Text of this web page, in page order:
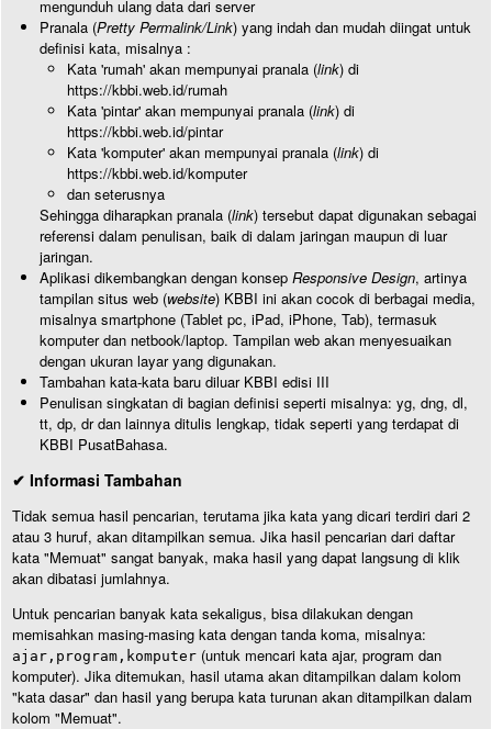
mengunduh ulang data dari server
Pranala (Pretty Permalink/Link) yang indah dan mudah diingat untuk
definisi kata, misalnya :
Kata 'rumah' akan mempunyai pranala (link) di
https://kbbi.web.id/rumah
Kata 'pintar' akan mempunyai pranala (link) di
https://kbbi.web.id/pintar
Kata 'komputer' akan mempunyai pranala (link) di
https://kbbi.web.id/komputer
dan seterusnya
Sehingga diharapkan pranala (link) tersebut dapat digunakan sebagai
referensi dalam penulisan, baik di dalam jaringan maupun di luar
jaringan.
Aplikasi dikembangkan dengan konsep Responsive Design, artinya
tampilan situs web (website) KBBI ini akan cocok di berbagai media,
misalnya smartphone (Tablet pc, iPad, iPhone, Tab), termasuk
komputer dan netbook/laptop. Tampilan web akan menyesuaikan
dengan ukuran layar yang digunakan.
Tambahan kata-kata baru diluar KBBI edisi III
Penulisan singkatan di bagian definisi seperti misalnya: yg, dng, dl,
tt, dp, dr dan lainnya ditulis lengkap, tidak seperti yang terdapat di
KBBI PusatBahasa.
✔ Informasi Tambahan
Tidak semua hasil pencarian, terutama jika kata yang dicari terdiri dari 2
atau 3 huruf, akan ditampilkan semua. Jika hasil pencarian dari daftar
kata "Memuat" sangat banyak, maka hasil yang dapat langsung di klik
akan dibatasi jumlahnya.
Untuk pencarian banyak kata sekaligus, bisa dilakukan dengan
memisahkan masing-masing kata dengan tanda koma, misalnya:
ajar,program,komputer (untuk mencari kata ajar, program dan
komputer). Jika ditemukan, hasil utama akan ditampilkan dalam kolom
"kata dasar" dan hasil yang berupa kata turunan akan ditampilkan dalam
kolom "Memuat".